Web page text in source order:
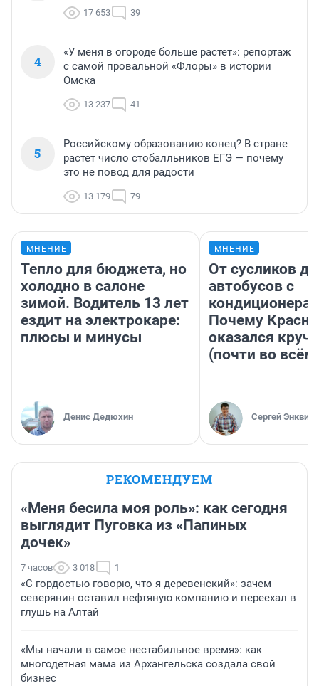
17 653 39
4
«У меня в огороде больше растет»: репортаж
с самой провальной «Флоры» в истории
Омска
13 237 41
5
Российскому образованию конец? В стране
растет число стобалльников ЕГЭ — почему
это не повод для радости
13 179 79
МНЕНИЕ
Тепло для бюджета, но
холодно в салоне
зимой. Водитель 13 лет
ездит на электрокаре:
плюсы и минусы
Денис Дедюхин
МНЕНИЕ
От сусликов до
автобусов с
Почему
оказался
(почти во
Сергей Энквист
РЕКОМЕНДУЕМ
«Меня бесила моя роль»: как сегодня
выглядит Пуговка из «Папиных
дочек»
7 часов 3 018 1
«С гордостью говорю, что я деревенский»: зачем
северянин оставил нефтяную компанию и переехал в
глушь на Алтай
«Мы начали в самое нестабильное время»: как
многодетная мама из Архангельска создала свой
бизнес